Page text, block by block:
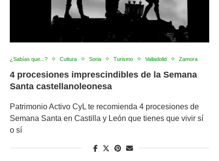
¿Sabías que...? Cultura Soria Turismo Valladolid Zamora
4 procesiones imprescindibles de la Semana
Santa castellanoleonesa
Patrimonio Activo CyL te recomienda 4 procesiones de
Semana Santa en Castilla y León que tienes que vivir sí
o sí